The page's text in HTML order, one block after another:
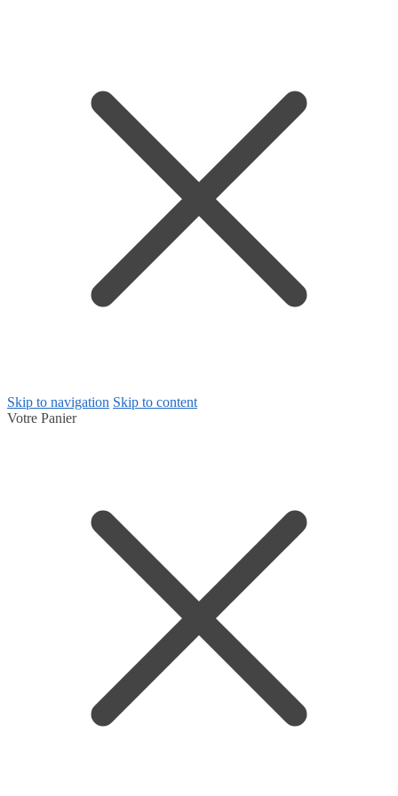
Skip to navigation Skip to content
Votre Panier